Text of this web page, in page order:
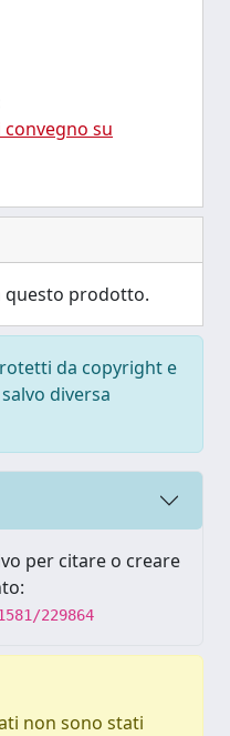
su
questo prodotto.
da copyright e
diversa
per citare o creare
229864
non sono stati